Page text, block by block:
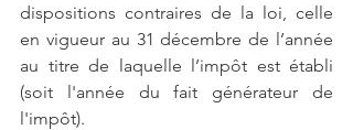
dispositions contraires de la loi, celle
en vigueur au 31 décembre de l’année
au titre de laquelle l’impôt est établi
(soit l'année du fait générateur de
l'impôt).